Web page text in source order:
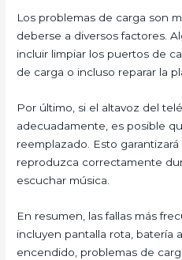
Los problemas de carga son
deberse a diversos factores.
incluir limpiar los puertos de
de carga o incluso reparar la
Por último, si el altavoz del
adecuadamente, es posible
reemplazado. Esto
reproduzca correctamente
escuchar música.
En resumen, las fallas más
incluyen pantalla rota, batería
encendido, problemas de